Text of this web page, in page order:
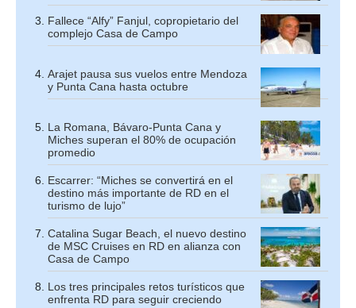
Fallece “Alfy” Fanjul, copropietario del
complejo Casa de Campo
Arajet pausa sus vuelos entre Mendoza
y Punta Cana hasta octubre
La Romana, Bávaro-Punta Cana y
Miches superan el 80% de ocupación
promedio
Escarrer: “Miches se convertirá en el
destino más importante de RD en el
turismo de lujo”
Catalina Sugar Beach, el nuevo destino
de MSC Cruises en RD en alianza con
Casa de Campo
Los tres principales retos turísticos que
enfrenta RD para seguir creciendo